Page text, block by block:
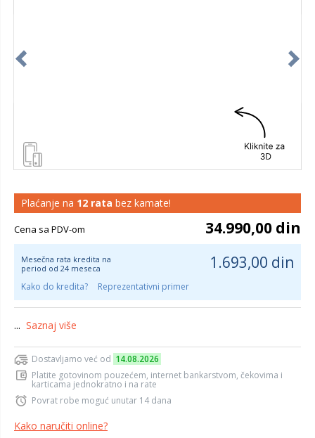
Plaćanje na 12 rata bez kamate!
Cena sa PDV-om 34.990,00 din
Mesečna rata kredita na
period od 24 meseca
1.693,00 din
Kako do kredita? Reprezentativni primer
... Saznaj više
Dostavljamo već od 14.08.2026
Platite gotovinom pouzećem, internet bankarstvom, čekovima i
karticama jednokratno i na rate
Povrat robe moguć unutar 14 dana
Kako naručiti online?